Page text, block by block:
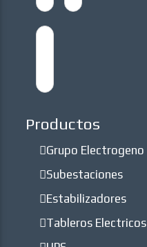
Productos
Grupo Electrogeno
Subestaciones
Estabilizadores
Tableros Electricos